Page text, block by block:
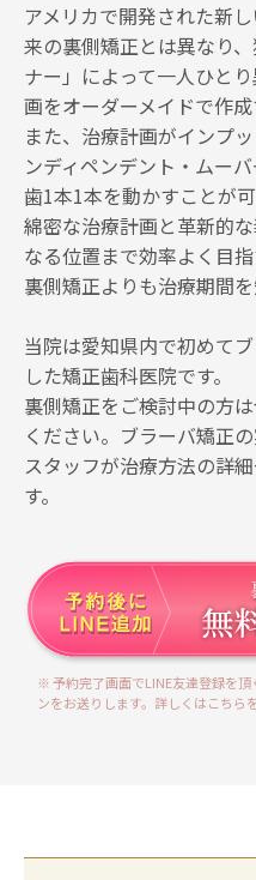
アメリカで開発された新
来の裏側矯正とは異なり
ナー」によって一人ひと
画をオーダーメイドで作成
また、治療計画がインプ
ンディペンデント・ムー
歯1本1本を動かすことが可
綿密な治療計画と革新的
なる位置まで効率よく目
裏側矯正よりも治療期間を
当院は愛知県内で初めて
した矯正歯科医院です。
裏側矯正をご検討中の方
ください。ブラーバ矯正
スタッフが治療方法の詳
す。
※ 予約完了画面でLINE友達登録を
ンをお送りします。詳しくはこちら